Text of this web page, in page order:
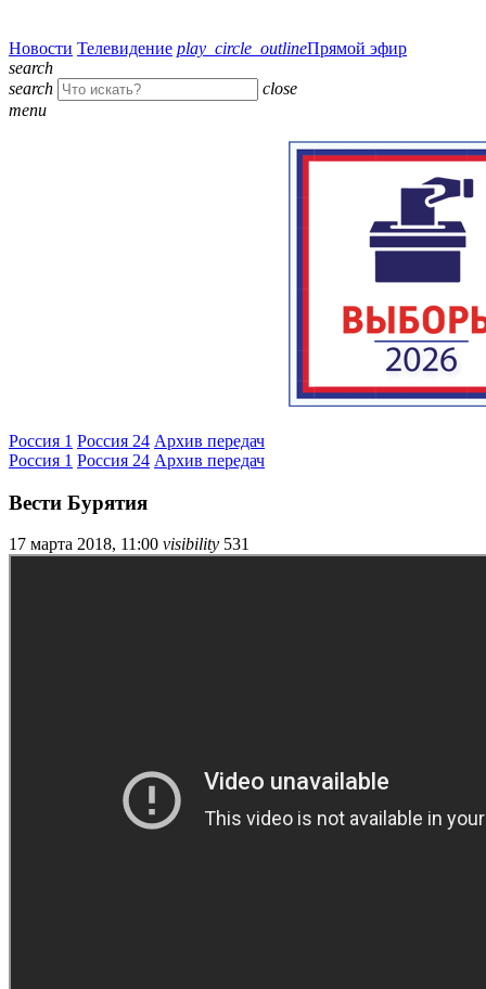
Новости Телевидение play_circle_outlineПрямой эфир
search
search
close
menu
Россия 1 Россия 24 Архив передач
Россия 1 Россия 24 Архив передач
Вести Бурятия
17 марта 2018, 11:00 visibility 531